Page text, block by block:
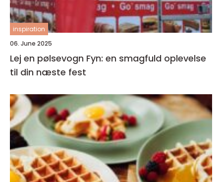
inspiration
06. June 2025
Lej en pølsevogn Fyn: en smagfuld oplevelse
til din næste fest